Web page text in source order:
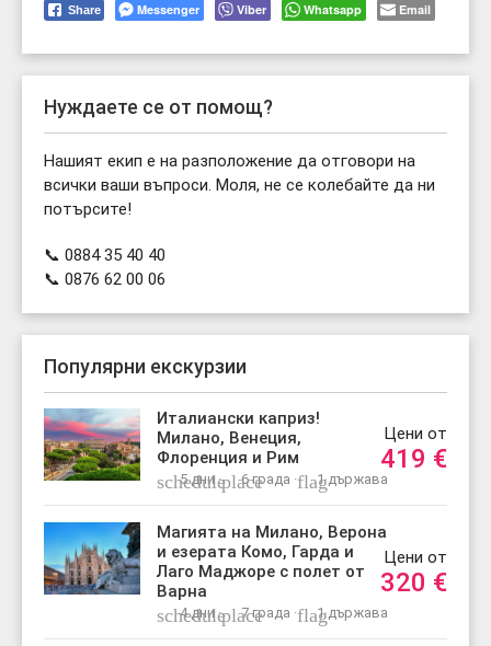
Share Messenger Viber Whatsapp Email
Нуждаете се от помощ?
Нашият екип е на разположение да отговори на
всички ваши въпроси. Моля, не се колебайте да ни
потърсите!
📞 0884 35 40 40
📞 0876 62 00 06
Популярни екскурзии
Италиански каприз!
Милано, Венеция,
Флоренция и Рим
schedule
5 дни ·place6 града ·flag1 държава
Цени от
419 €
Магията на Милано, Верона
и езерата Комо, Гарда и
Лаго Маджоре с полет от
Варна
schedule
4 дни ·place7 града ·flag1 държава
Цени от
320 €